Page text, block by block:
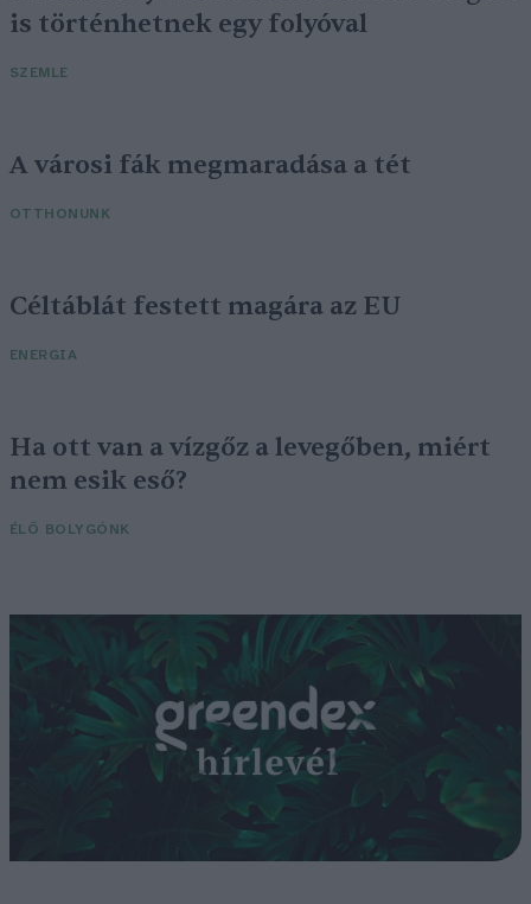
is történhetnek egy folyóval
SZEMLE
A városi fák megmaradása a tét
OTTHONUNK
Céltáblát festett magára az EU
ENERGIA
Ha ott van a vízgőz a levegőben, miért
nem esik eső?
ÉLŐ BOLYGÓNK